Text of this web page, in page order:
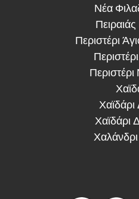
Νέα
Περιστέρι
Χαϊδάρι